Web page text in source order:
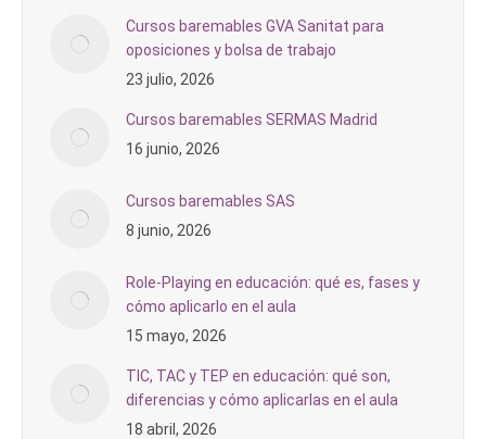
Cursos baremables GVA Sanitat para
oposiciones y bolsa de trabajo
23 julio, 2026
Cursos baremables SERMAS Madrid
16 junio, 2026
Cursos baremables SAS
8 junio, 2026
Role-Playing en educación: qué es, fases y
cómo aplicarlo en el aula
15 mayo, 2026
TIC, TAC y TEP en educación: qué son,
diferencias y cómo aplicarlas en el aula
18 abril, 2026